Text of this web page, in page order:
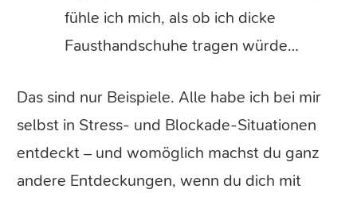
fühle ich mich, als ob ich dicke
Fausthandschuhe tragen würde…
Das sind nur Beispiele. Alle habe ich bei mir
selbst in Stress- und Blockade-Situationen
entdeckt – und womöglich machst du ganz
andere Entdeckungen, wenn du dich mit